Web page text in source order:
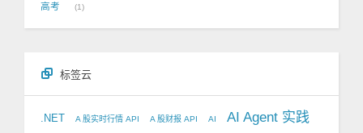
高考 1
标签云
.NET A 股实时行情 API A 股财报 API AI AI Agent 实践